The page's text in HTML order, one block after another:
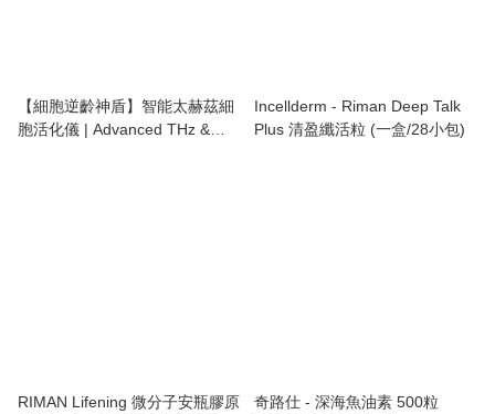
【細胞逆齡神盾】智能太赫茲細
胞活化儀 | Advanced THz &
Incellderm - Riman Deep Talk
Plus 清盈纖活粒 (一盒/28小包)
RIMAN Lifening 微分子安瓶膠原
奇路仕 - 深海魚油素 500粒